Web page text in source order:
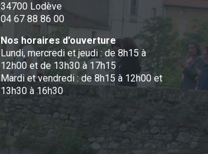
34700 Lodève
04 67 88 86 00
Nos horaires d’ouverture
Lundi, mercredi et jeudi : de 8h15 à
12h00 et de 13h30 à 17h15
Mardi et vendredi : de 8h15 à 12h00 et
13h30 à 16h30